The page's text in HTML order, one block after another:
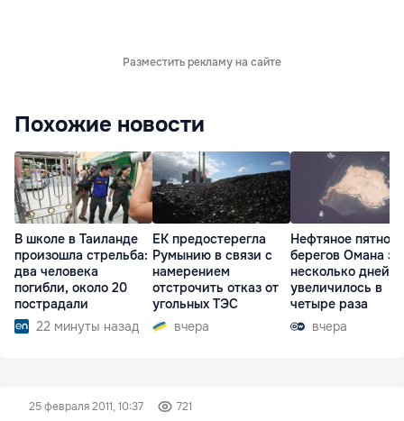
Разместить рекламу на сайте
Похожие новости
В школе в Таиланде
произошла стрельба:
два человека
погибли, около 20
пострадали
22 минуты назад
ЕК предостерегла
Румынию в связи с
намерением
отстрочить отказ от
угольных ТЭС
вчера
Нефтяное пятно у
берегов Омана за
несколько дней
увеличилось в
четыре раза
вчера
25 февраля 2011, 10:37 721